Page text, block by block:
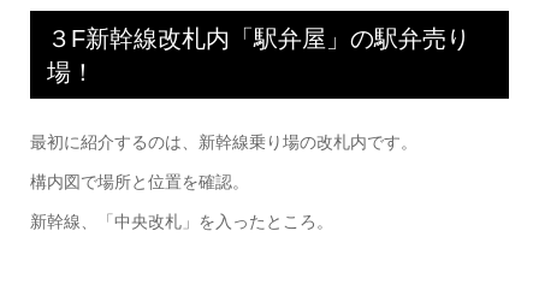
３F新幹線改札内「駅弁屋」の駅弁売り
場！
最初に紹介するのは、新幹線乗り場の改札内です。
構内図で場所と位置を確認。
新幹線、「中央改札」を入ったところ。